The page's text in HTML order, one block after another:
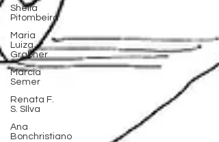
Sheila
Pitombeira
Maria
Luiza
Grabner
Marcia
Semer
Renata F.
S. SIlva
Ana
Bonchristiano